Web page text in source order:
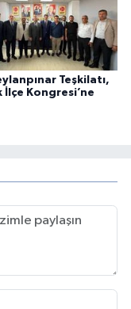
Teşkilatı,
İlçe Kongresi’ne